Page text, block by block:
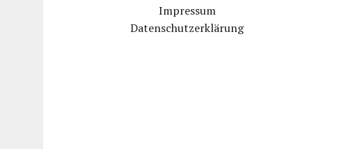
Impressum
Datenschutzerklärung